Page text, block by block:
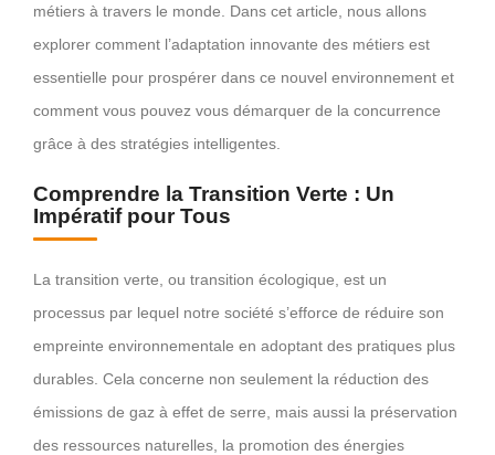
métiers à travers le monde. Dans cet article, nous allons
explorer comment l’adaptation innovante des métiers est
essentielle pour prospérer dans ce nouvel environnement et
comment vous pouvez vous démarquer de la concurrence
grâce à des stratégies intelligentes.
Comprendre la Transition Verte : Un
Impératif pour Tous
La transition verte, ou transition écologique, est un
processus par lequel notre société s’efforce de réduire son
empreinte environnementale en adoptant des pratiques plus
durables. Cela concerne non seulement la réduction des
émissions de gaz à effet de serre, mais aussi la préservation
des ressources naturelles, la promotion des énergies